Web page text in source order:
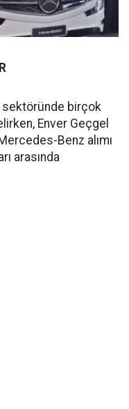
sektöründe birçok
Enver Geçgel
Benz alımı
arasında